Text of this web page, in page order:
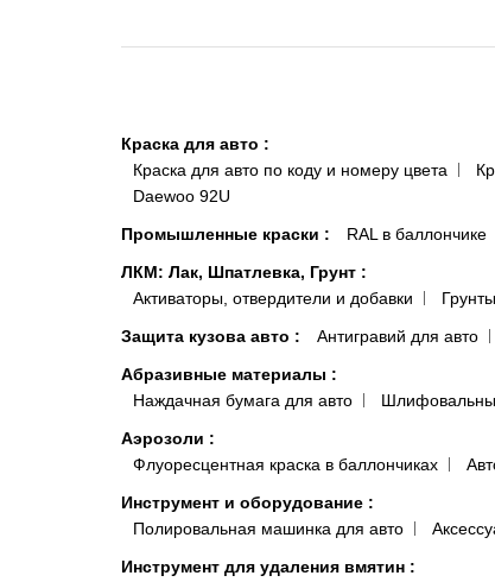
Краска для авто :
Краска для авто по коду и номеру цвета
Daewoo 92U
Промышленные краски : RAL в баллончике
ЛКМ: Лак, Шпатлевка, Грунт :
Активаторы, отвердители и добавки
Защита кузова авто : Антигравий для авто
Абразивные материалы :
Наждачная бумага для авто
Аэрозоли :
Флуоресцентная краска в баллончиках
Инструмент и оборудование :
Полировальная машинка для авто
Инструмент для удаления вмятин :